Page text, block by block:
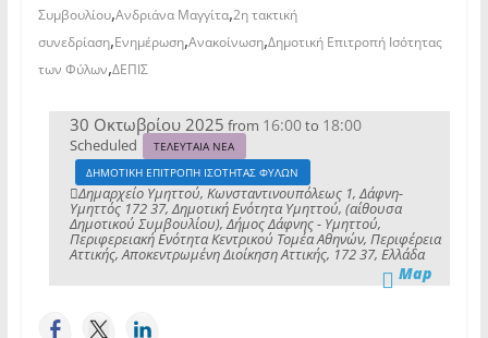
Συμβουλίου,Ανδριάνα Μαγγίτα,2η τακτική
συνεδρίαση,Ενημέρωση,Ανακοίνωση,Δημοτική Επιτροπή Ισότητας
των Φύλων,ΔΕΠΙΣ
30 Οκτωβρίου 2025 from 16:00to 18:00
Scheduled
ΤΕΛΕΥΤΑΙΑ ΝΕΑ
ΔΗΜΟΤΙΚΗ ΕΠΙΤΡΟΠΗ ΙΣΟΤΗΤΑΣ ΦΥΛΩΝ
Δημαρχείο Υμηττού, Κωνσταντινουπόλεως 1, Δάφνη-
Υμηττός 172 37, Δημοτική Ενότητα Υμηττού, (αίθουσα
Δημοτικού Συμβουλίου), Δήμος Δάφνης - Υμηττού,
Περιφερειακή Ενότητα Κεντρικού Τομέα Αθηνών, Περιφέρεια
Αττικής, Αποκεντρωμένη Διοίκηση Αττικής, 172 37, Ελλάδα
Map